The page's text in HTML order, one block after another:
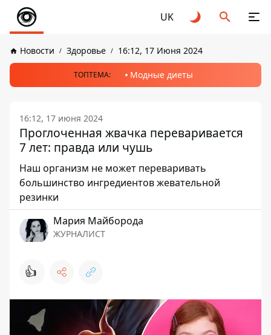
UK
Новости Здоровье 16:12, 17 Июня 2024
ТОПТЕМА: Модные диеты
16:12, 17 июня 2024
Проглоченная жвачка переваривается
7 лет: правда или чушь
Наш организм не может переваривать
большинство ингредиентов жевательной
резинки
Мария Майборода
ЖУРНАЛИСТ
👍